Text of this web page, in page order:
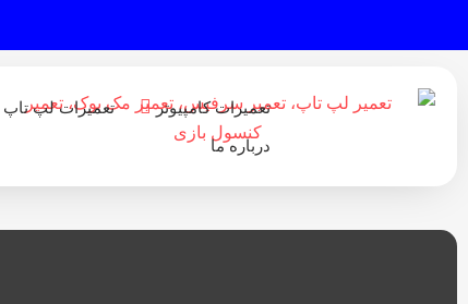
تعمیرات کامپیوتر تعمیرات لپ تاپ
درباره ما